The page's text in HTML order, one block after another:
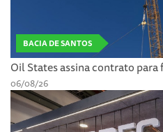
BACIA DE SANTOS
Oil States assina contrato para
06/08/26